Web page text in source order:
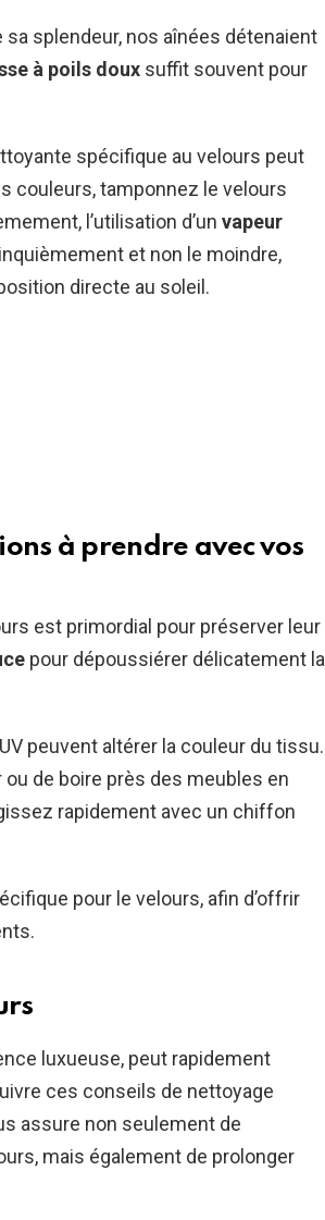
splendeur, nos aînées détenaient
à poils doux suffit souvent pour
spécifique au velours peut
couleurs, tamponnez le velours
l’utilisation d’un vapeur
et non le moindre,
directe au soleil.
à prendre avec vos
est primordial pour préserver leur
pour dépoussiérer délicatement la
peuvent altérer la couleur du tissu.
de boire près des meubles en
rapidement avec un chiffon
pour le velours, afin d’offrir
luxueuse, peut rapidement
ces conseils de nettoyage
assure non seulement de
mais également de prolonger